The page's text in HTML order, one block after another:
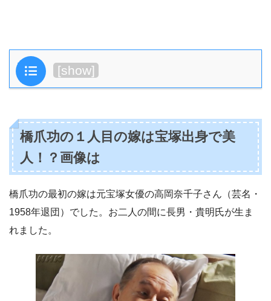
目次 [show]
橋爪功の１人目の嫁は宝塚出身で美
人！？画像は
橋爪功の最初の嫁は元宝塚女優の高岡奈千子さん（芸名・
1958年退団）でした。お二人の間に長男・貴明氏が生ま
れました。